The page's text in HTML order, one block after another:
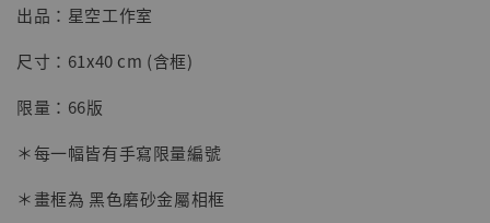
【店內現貨】七龍珠 系列蒐藏雕像 悟空 鳥山
明紀念款 [奇蹟工作室]
NT$ 5,580
出品：星空工作室
尺寸：61x40 cm (含框)
限量：66版
＊每一幅皆有手寫限量編號
＊畫框為 黑色磨砂金屬相框